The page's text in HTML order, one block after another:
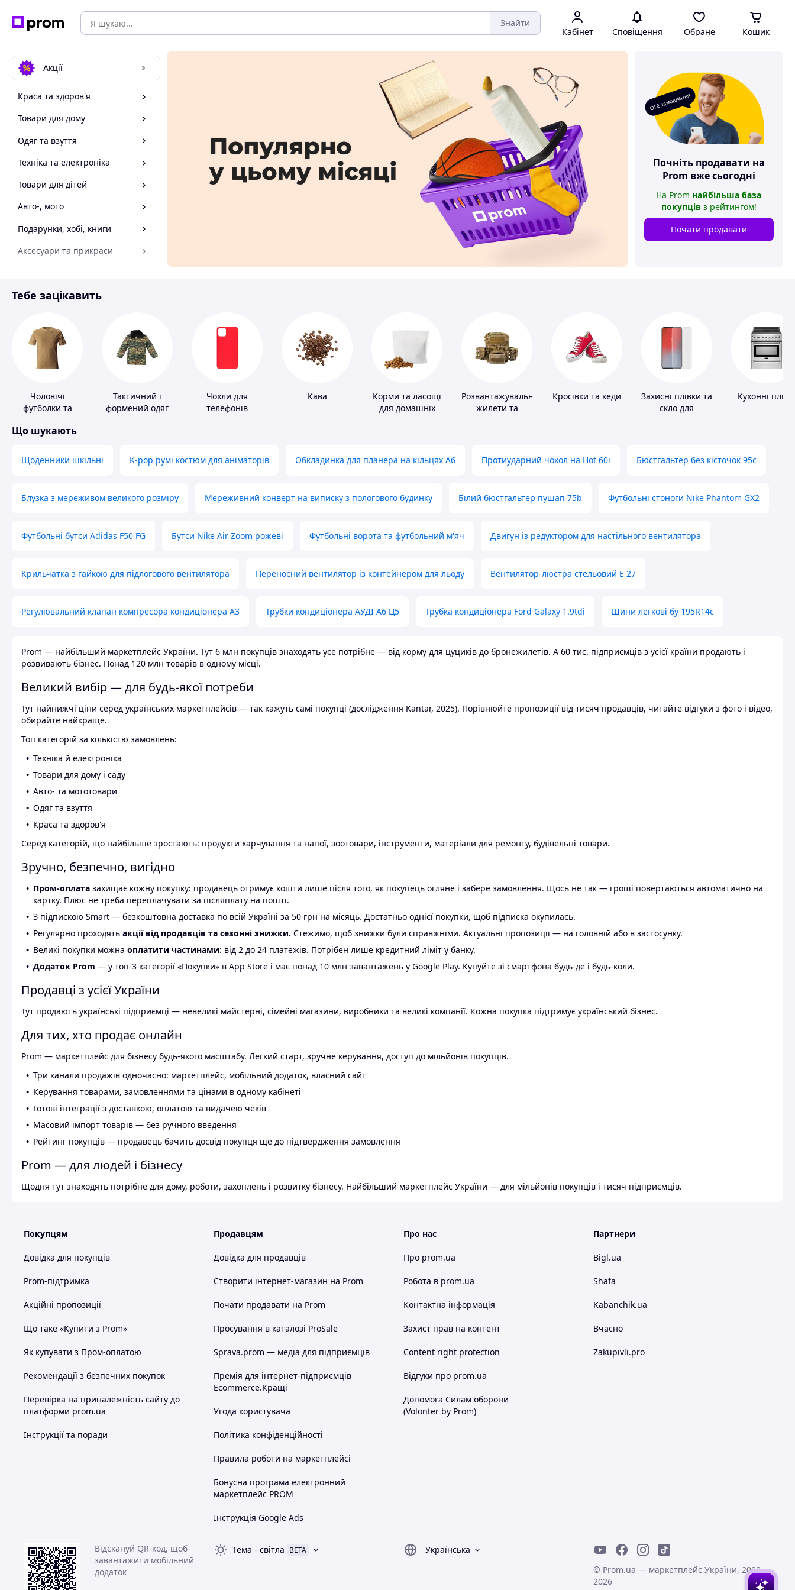
Знайти
Кабінет Сповіщення Обране Кошик
Акції
Краса та здоров'я
Товари для дому
Одяг та взуття
Техніка та електроніка
Товари для дітей
Авто-, мото
Подарунки, хобі, книги
Аксесуари та прикраси
Спорт і відпочинок
О! Є замовлення
Почніть продавати на
Prom вже сьогодні
На Prom найбільша база
покупців з рейтингом!
Почати продавати
Тебе зацікавить
Чоловічі
футболки та
Тактичний і
формений одяг
Чохли для
телефонів
Кава
Корми та ласощі
для домашніх
Розвантажувальні
жилети та
Кросівки та кеди
Захисні плівки та
скло для
Кухонні
Що шукають
Щоденники шкільні K-pop румі костюм для аніматорів Обкладинка для планера на кільцях А6 Протиударний чохол на Hot 60i Бюстгальтер без кісточок 95с
Блузка з мереживом великого розміру Мереживний конверт на виписку з пологового будинку Білий бюстгальтер пушап 75b Футбольні стоноги Nike Phantom GX2
Футбольні бутси Adidas F50 FG Бутси Nike Air Zoom рожеві Футбольні ворота та футбольний м'яч Двигун із редуктором для настільного вентилятора
Крильчатка з гайкою для підлогового вентилятора Переносний вентилятор із контейнером для льоду Вентилятор-люстра стельовий E 27
Регулювальний клапан компресора кондиціонера А3 Трубки кондиціонера АУДІ А6 Ц5 Трубка кондиціонера Ford Galaxy 1.9tdi Шини легкові бу 195R14c
Prom — найбільший маркетплейс України. Тут 6 млн покупців знаходять усе потрібне — від корму для цуциків до бронежилетів. А 60 тис. підприємців з усієї країни продають і
розвивають бізнес. Понад 120 млн товарів в одному місці.
Великий вибір — для будь-якої потреби
Тут найнижчі ціни серед українських маркетплейсів — так кажуть самі покупці (дослідження Kantar, 2025). Порівнюйте пропозиції від тисяч продавців, читайте відгуки з фото і відео,
обирайте найкраще.
Топ категорій за кількістю замовлень:
Техніка й електроніка
Товари для дому і саду
Авто- та мототовари
Одяг та взуття
Краса та здоров'я
Серед категорій, що найбільше зростають: продукти харчування та напої, зоотовари, інструменти, матеріали для ремонту, будівельні товари.
Зручно, безпечно, вигідно
Пром-оплата захищає кожну покупку: продавець отримує кошти лише після того, як покупець огляне і забере замовлення. Щось не так — гроші повертаються автоматично на
картку. Плюс не треба переплачувати за післяплату на пошті.
З підпискою Smart — безкоштовна доставка по всій Україні за 50 грн на місяць. Достатньо однієї покупки, щоб підписка окупилась.
Регулярно проходять акції від продавців та сезонні знижки. Стежимо, щоб знижки були справжніми. Актуальні пропозиції — на головній або в застосунку.
Великі покупки можна оплатити частинами: від 2 до 24 платежів. Потрібен лише кредитний ліміт у банку.
Додаток Prom — у топ-3 категорії «Покупки» в App Store і має понад 10 млн завантажень у Google Play. Купуйте зі смартфона будь-де і будь-коли.
Продавці з усієї України
Тут продають українські підприємці — невеликі майстерні, сімейні магазини, виробники та великі компанії. Кожна покупка підтримує український бізнес.
Для тих, хто продає онлайн
Prom — маркетплейс для бізнесу будь-якого масштабу. Легкий старт, зручне керування, доступ до мільйонів покупців.
Три канали продажів одночасно: маркетплейс, мобільний додаток, власний сайт
Керування товарами, замовленнями та цінами в одному кабінеті
Готові інтеграції з доставкою, оплатою та видачею чеків
Масовий імпорт товарів — без ручного введення
Рейтинг покупців — продавець бачить досвід покупця ще до підтвердження замовлення
Prom — для людей і бізнесу
Щодня тут знаходять потрібне для дому, роботи, захоплень і розвитку бізнесу. Найбільший маркетплейс України — для мільйонів покупців і тисяч підприємців.
Покупцям
Довідка для покупців
Prom-підтримка
Акційні пропозиції
Що таке «Купити з Prom»
Як купувати з Пром-оплатою
Рекомендації з безпечних покупок
Перевірка на приналежність сайту до
платформи prom.ua
Інструкції та поради
Продавцям
Довідка для продавців
Створити інтернет-магазин на Prom
Почати продавати на Prom
Просування в каталозі ProSale
Sprava.prom — медіа для підприємців
Премія для інтернет-підприємців
Ecommerce.Кращі
Угода користувача
Політика конфіденційності
Правила роботи на маркетплейсі
Бонусна програма електронний
маркетплейс PROM
Інструкція Google Ads
Про нас
Про prom.ua
Робота в prom.ua
Контактна інформація
Захист прав на контент
Content right protection
Відгуки про prom.ua
Допомога Силам оборони
(Volonter by Prom)
Партнери
Bigl.ua
Shafa
Kabanchik.ua
Вчасно
Zakupivli.pro
Відскануй QR-код, щоб
завантажити мобільний
додаток
Тема - світла BETA
Українська
© Prom.ua — маркетплейс України, 2008-
2026